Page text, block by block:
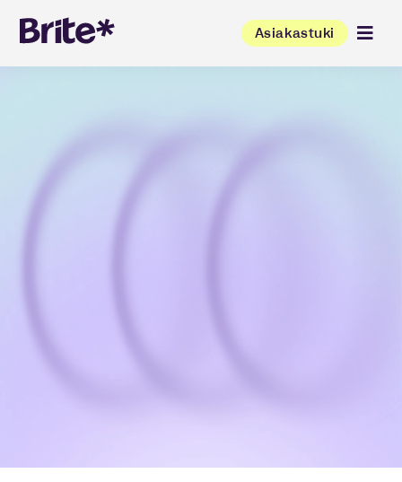
Asiakastuki